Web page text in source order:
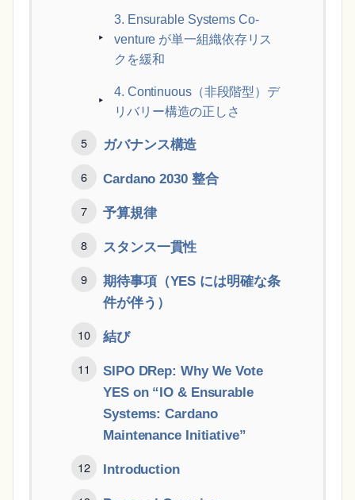
3. Ensurable Systems Co-
venture が単一組織依存リス
クを緩和
4. Continuous（非段階型）デ
リバリー構造の正しさ
ガバナンス構造
Cardano 2030 整合
予算規律
スタンス一貫性
期待事項（YES には明確な条
件が伴う）
結び
SIPO DRep: Why We Vote
YES on “IO & Ensurable
Systems: Cardano
Maintenance Initiative”
Introduction